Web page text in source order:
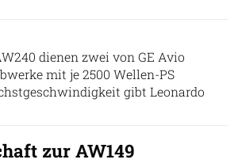
dienen zwei von GE Avio
mit je 2500 Wellen-PS
gibt Leonardo
zur AW149